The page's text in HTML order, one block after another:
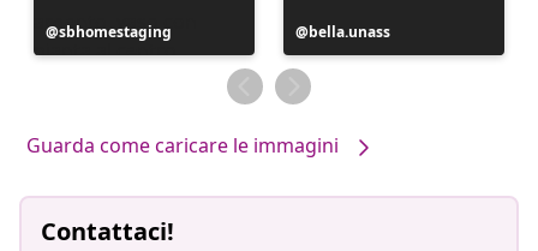
Post
pubblicato
sbhomestaging
Post
pubblicato
da
bella.unass
Guarda come caricare le immagini
Contattaci!